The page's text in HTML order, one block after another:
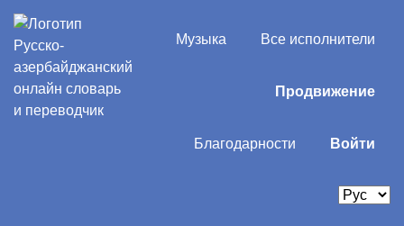
Музыка Все исполнители
Продвижение
Благодарности Войти